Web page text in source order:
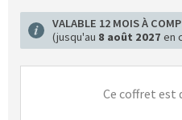
VALABLE 12 MOIS À
(jusqu'au 8 août 2027 en
Ce coffret est